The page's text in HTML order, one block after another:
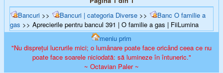
Bancuri >> Bancuri | categoria Diverse >>
Banc O familie a
gas >> Aprecierile pentru bancul 391 | O familie a gas | FiiLumina
meniu prim
"Nu disprețui lucrurile mici; o lumânare poate face oricând ceea ce nu
poate face soarele niciodată: să lumineze în întuneric."
~ Octavian Paler ~